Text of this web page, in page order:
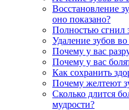
Восстановление
оно показано?
Полностью сгнил
Удаление зубов
Почему у вас
Почему у вас
Как сохранить
Почему желтеют
Сколько длится
мудрости?